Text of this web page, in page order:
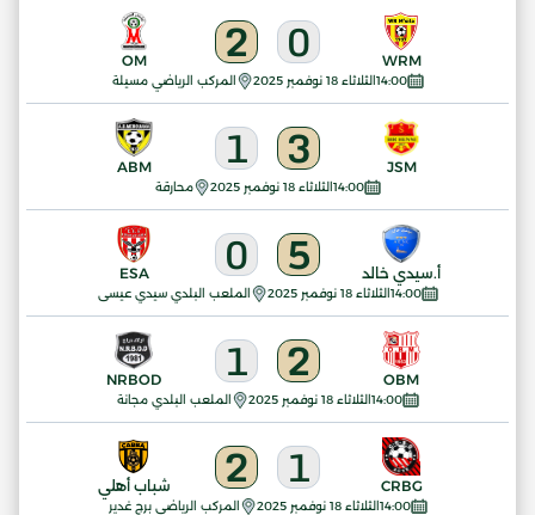
14:00الثلاثاء 18 نوفمبر 2025 المركب الرياضي مسيلة
WRM
0
2
OM
14:00الثلاثاء 18 نوفمبر 2025 محارقة
JSM
3
1
ABM
14:00الثلاثاء 18 نوفمبر 2025 الملعب البلدي سيدي عيسى
أ.سيدي خالد 5
0
ESA
14:00الثلاثاء 18 نوفمبر 2025 الملعب البلدي مجانة
OBM
2
1
NRBOD
14:00الثلاثاء 18 نوفمبر 2025 المركب الرياضي برج غدير
CRBG
1
2 شباب أهلي